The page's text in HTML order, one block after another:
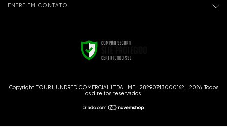
ENTRE EM CONTATO
Copyright FOUR HUNDRED COMERCIAL LTDA - ME - 28290743000162 - 2026. Todos
os direitos reservados.